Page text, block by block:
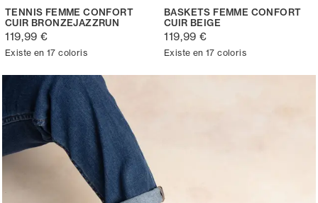
TENNIS FEMME CONFORT
CUIR BRONZEJAZZRUN
119,99 €
Existe en 17 coloris
BASKETS FEMME CONFORT
CUIR BEIGE
119,99 €
Existe en 17 coloris